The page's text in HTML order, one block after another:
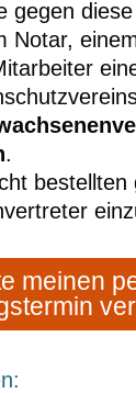
gegen diese
Notar,
.
bestellten
meinen